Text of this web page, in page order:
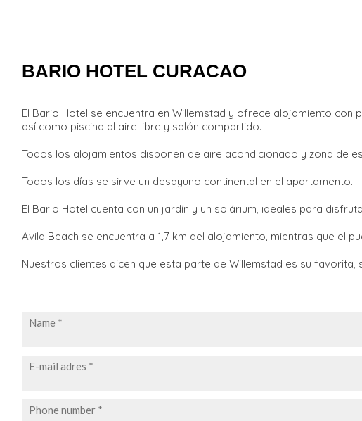
BARIO HOTEL CURACAO
El Bario Hotel se encuentra en Willemstad y ofrece alojamiento con
así como piscina al aire libre y salón compartido.
Todos los alojamientos disponen de aire acondicionado y zona de
Todos los días se sirve un desayuno continental en el apartamento.
El Bario Hotel cuenta con un jardín y un solárium, ideales para
Avila Beach se encuentra a 1,7 km del alojamiento, mientras que el
Nuestros clientes dicen que esta parte de Willemstad es su